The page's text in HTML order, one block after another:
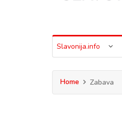
Slavonija.info
Home Zabava